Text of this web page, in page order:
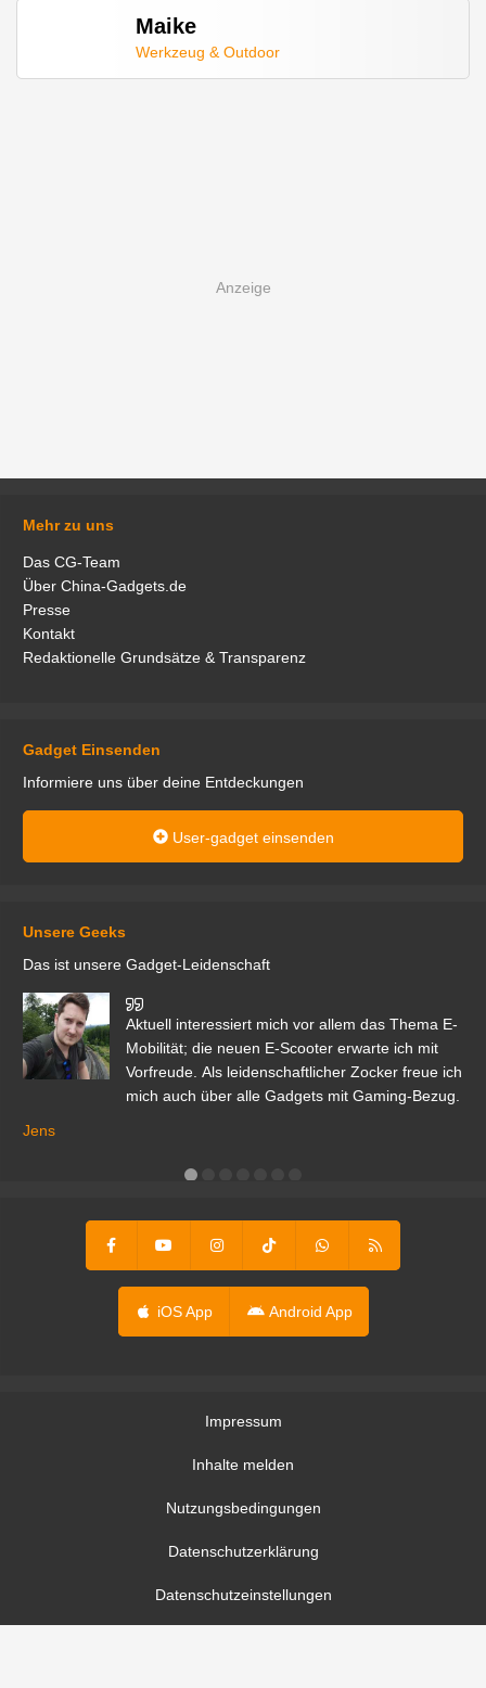
Maike
Werkzeug & Outdoor
Mehr zu uns
Das CG-Team
Über China-Gadgets.de
Presse
Kontakt
Redaktionelle Grundsätze & Transparenz
Gadget Einsenden
Informiere uns über deine Entdeckungen
User-gadget einsenden
Unsere Geeks
Das ist unsere Gadget-Leidenschaft
Aktuell interessiert mich vor allem das Thema E-
Mobilität; die neuen E-Scooter erwarte ich mit
Vorfreude. Als leidenschaftlicher Zocker freue ich
mich auch über alle Gadgets mit Gaming-Bezug.
Jens
iOS App Android App
Impressum
Inhalte melden
Nutzungsbedingungen
Datenschutzerklärung
Datenschutzeinstellungen